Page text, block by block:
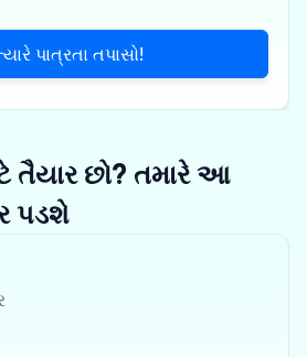
પાત્રતા તપાસો!
તૈયાર છો? તમારે આ
પડશે